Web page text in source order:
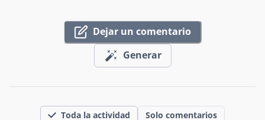
Dejar un comentario
Generar
Toda la actividad Solo comentarios